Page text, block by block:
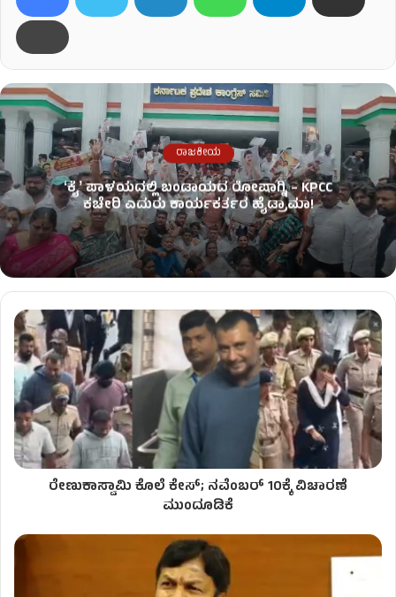
ರಾಜಕೀಯ
ʻಕೈʼ​ ಪಾಳಯದಲ್ಲಿ ಬಂಡಾಯದ ರೋಷಾಗ್ನಿ – KPCC
ಕಚೇರಿ ಎದುರು ಕಾರ್ಯಕರ್ತರ ಹೈಡ್ರಾಮಾ!
ರೇಣುಕಾಸ್ವಾಮಿ ಕೊಲೆ ಕೇಸ್; ನವೆಂಬರ್ 10ಕ್ಕೆ ವಿಚಾರಣೆ
ಮುಂದೂಡಿಕೆ